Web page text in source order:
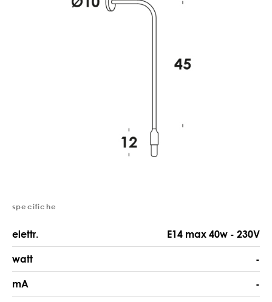
specifiche
elettr. E14 max 40w - 230V
watt -
mA -